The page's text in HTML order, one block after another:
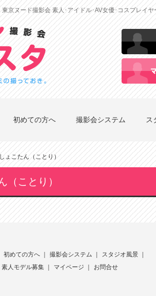
京ヌード撮影会 素人･アイドル･AV女優･コスプレイ
初めての方へ 撮影会システム ス
ょこたん（ことり）
（ことり）
初めての方へ 撮影会システム スタジオ風景
素人モデル募集｜ マイページ お問合せ